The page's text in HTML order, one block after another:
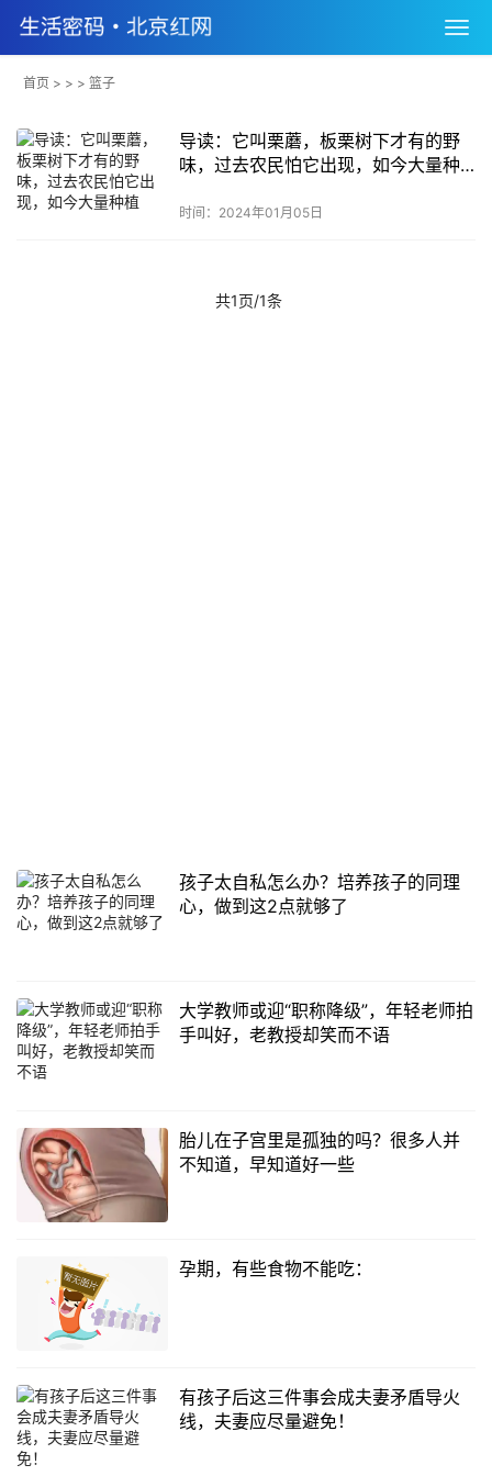
首页 > > > 篮子
导读：它叫栗蘑，板栗树下才有的野
味，过去农民怕它出现，如今大量种
时间：2024年01月05日
共1页/1条
孩子太自私怎么办？培养孩子的同理
心，做到这2点就够了
大学教师或迎“职称降级”，年轻老师拍
手叫好，老教授却笑而不语
胎儿在子宫里是孤独的吗？很多人并
不知道，早知道好一些
孕期，有些食物不能吃：
有孩子后这三件事会成夫妻矛盾导火
线，夫妻应尽量避免！